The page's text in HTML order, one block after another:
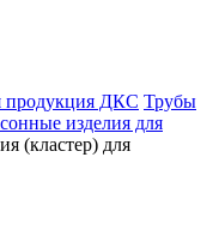
продукция ДКС Трубы
изделия для
(кластер) для